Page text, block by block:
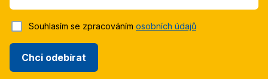
Chci odebírat
Souhlasím se zpracováním osobních údajů